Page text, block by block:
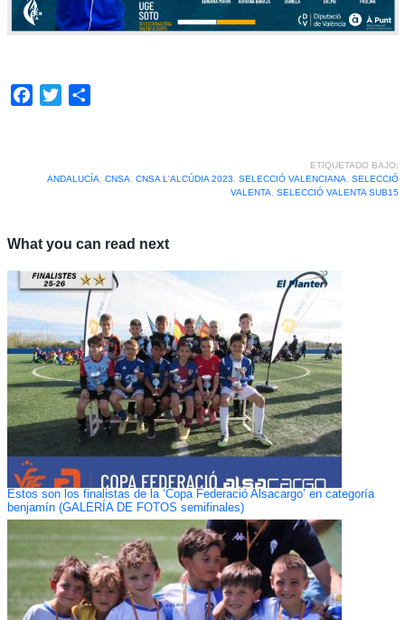
Facebook
Twitter
ETIQUETADO BAJO:
ANDALUCÍA, CNSA, CNSA L'ALCÚDIA 2023, SELECCIÓ VALENCIANA, SELECCIÓ
VALENTA, SELECCIÓ VALENTA SUB15
What you can read next
Estos son los finalistas de la ‘Copa Federació Alsacargo’ en categoría
benjamín (GALERÍA DE FOTOS semifinales)